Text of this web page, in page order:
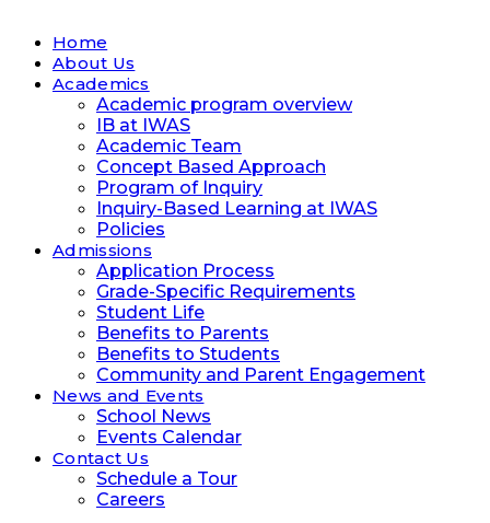
Home
About Us
Academics
Academic program overview
IB at IWAS
Academic Team
Concept Based Approach
Program of Inquiry
Inquiry-Based Learning at IWAS
Policies
Admissions
Application Process
Grade-Specific Requirements
Student Life
Benefits to Parents
Benefits to Students
Community and Parent Engagement
News and Events
School News
Events Calendar
Contact Us
Schedule a Tour
Careers